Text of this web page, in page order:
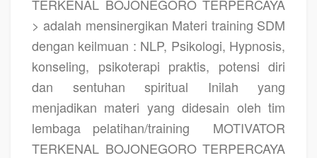
TERKENAL BOJONEGORO TERPERCAYA
> adalah mensinergikan Materi training SDM
dengan keilmuan : NLP, Psikologi, Hypnosis,
konseling, psikoterapi praktis, potensi diri
dan sentuhan spiritual Inilah yang
menjadikan materi yang didesain oleh tim
lembaga pelatihan/training
MOTIVATOR
TERKENAL BOJONEGORO TERPERCAYA